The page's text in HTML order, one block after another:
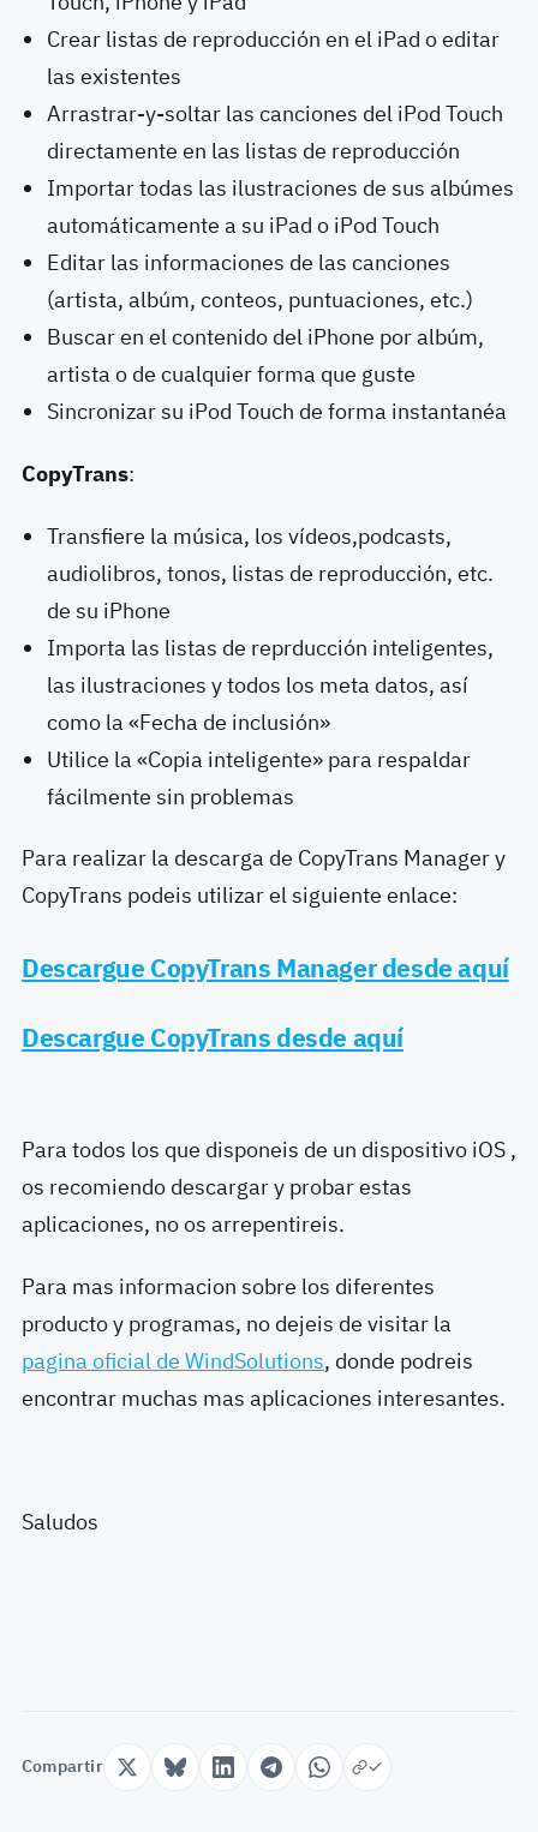
Crear listas de reproducción en el iPad o editar
las existentes
Arrastrar-y-soltar las canciones del iPod Touch
directamente en las listas de reproducción
Importar todas las ilustraciones de sus albúmes
automáticamente a su iPad o iPod Touch
Editar las informaciones de las canciones
(artista, albúm, conteos, puntuaciones, etc.)
Buscar en el contenido del iPhone por albúm,
artista o de cualquier forma que guste
Sincronizar su iPod Touch de forma instantanéa
CopyTrans:
Transfiere la música, los vídeos,podcasts,
audiolibros, tonos, listas de reproducción, etc.
de su iPhone
Importa las listas de reprducción inteligentes,
las ilustraciones y todos los meta datos, así
como la «Fecha de inclusión»
Utilice la «Copia inteligente» para respaldar
fácilmente sin problemas
Para realizar la descarga de CopyTrans Manager y
CopyTrans podeis utilizar el siguiente enlace:
Descargue CopyTrans Manager desde aquí
Descargue CopyTrans desde aquí
Para todos los que disponeis de un dispositivo iOS ,
os recomiendo descargar y probar estas
aplicaciones, no os arrepentireis.
Para mas informacion sobre los diferentes
producto y programas, no dejeis de visitar la
pagina oficial de WindSolutions, donde podreis
encontrar muchas mas aplicaciones interesantes.
Saludos
Compartir